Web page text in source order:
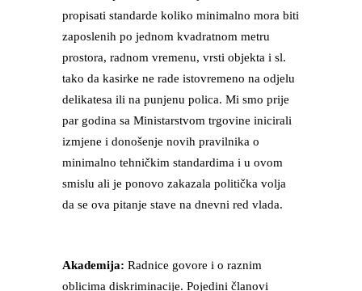
propisati standarde koliko minimalno mora biti
zaposlenih po jednom kvadratnom metru
prostora, radnom vremenu, vrsti objekta i sl.
tako da kasirke ne rade istovremeno na odjelu
delikatesa ili na punjenu polica. Mi smo prije
par godina sa Ministarstvom trgovine inicirali
izmjene i donošenje novih pravilnika o
minimalno tehničkim standardima i u ovom
smislu ali je ponovo zakazala politička volja
da se ova pitanje stave na dnevni red vlada.
Akademija: Radnice govore i o raznim
oblicima diskriminacije. Pojedini članovi